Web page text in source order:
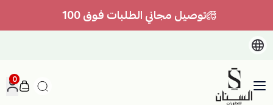
توصيل مجاني الطلبات فوق 100
السنان للعطور والعسل الطبيعي
0